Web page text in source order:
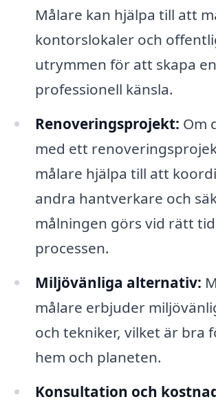
Målare kan hjälpa till att
kontorslokaler och
utrymmen för att skapa en
professionell känsla.
Renoveringsprojekt: Om
med ett
målare hjälpa till att
andra hantverkare och
målningen görs vid rätt
processen.
Miljövänliga alternativ:
målare erbjuder
och tekniker, vilket är bra
hem och planeten.
Konsultation och